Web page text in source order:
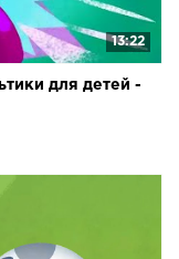
13:22
для детей -